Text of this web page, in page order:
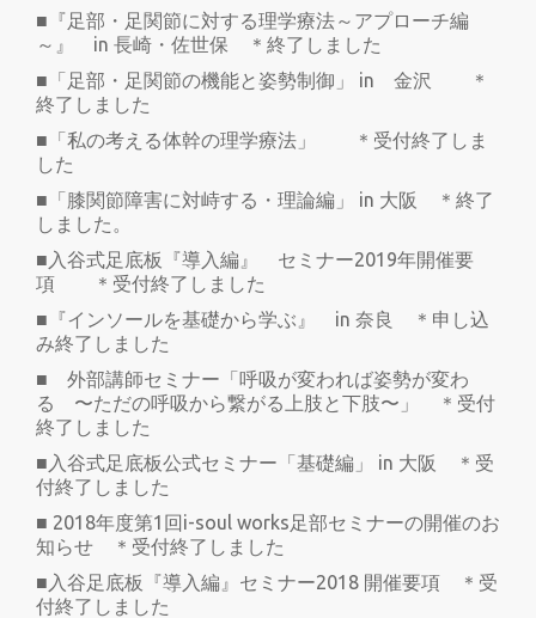
■『足部・足関節に対する理学療法～アプローチ編
～』 in 長崎・佐世保 ＊終了しました
■「足部・足関節の機能と姿勢制御」 in 金沢 ＊
終了しました
■「私の考える体幹の理学療法」 ＊受付終了しま
した
■「膝関節障害に対峙する・理論編」 in 大阪 ＊終了
しました。
■入谷式足底板『導入編』 セミナー2019年開催要
項 ＊受付終了しました
■『インソールを基礎から学ぶ』 in 奈良 ＊申し込
み終了しました
■ 外部講師セミナー「呼吸が変われば姿勢が変わ
る 〜ただの呼吸から繋がる上肢と下肢〜」 ＊受付
終了しました
■入谷式足底板公式セミナー「基礎編」 in 大阪 ＊受
付終了しました
■ 2018年度第1回i-soul works足部セミナーの開催のお
知らせ ＊受付終了しました
■入谷足底板『導入編』セミナー2018 開催要項 ＊受
付終了しました